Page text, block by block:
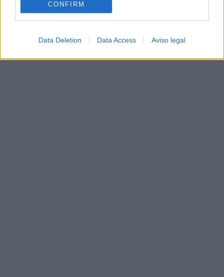
CONFIRM
Data Deletion Data Access Aviso legal